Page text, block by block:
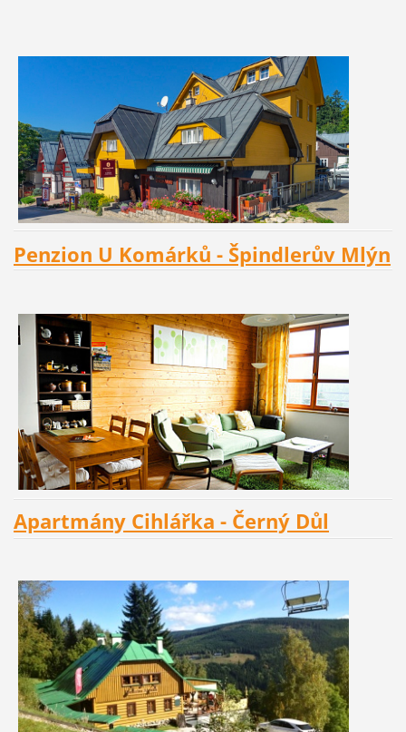
Penzion U Komárků - Špindlerův Mlýn
Apartmány Cihlářka - Černý Důl